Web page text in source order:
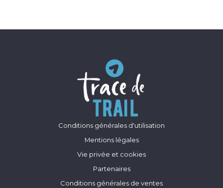
Conditions générales d'utilisation
Mentions légales
Vie privée et cookies
Partenaires
Conditions générales de ventes